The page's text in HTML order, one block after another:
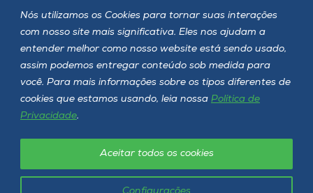
Nós utilizamos os Cookies para tornar suas interações
com nosso site mais significativa. Eles nos ajudam a
entender melhor como nosso website está sendo usado,
assim podemos entregar conteúdo sob medida para
você. Para mais informações sobre os tipos diferentes de
cookies que estamos usando, leia nossa Política de
Privacidade.
Configurações
Aceitar todos os cookies
Siga a Unoesc
Unoesc © 2026 - Todos os direitos reservados
Política de privacidade LGPD